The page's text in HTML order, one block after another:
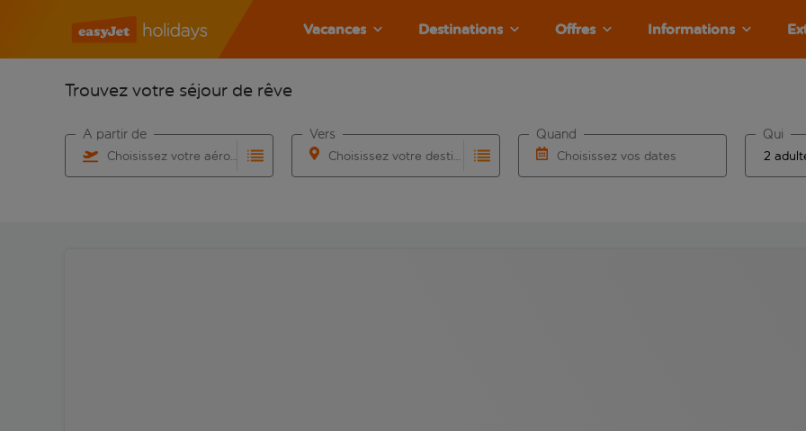
Vacances Destinations Offres Informations
Trouvez votre séjour de rêve
Choisissez votre aéroport
À partir de
Choisissez votre destination
Vers
Choisissez vos dates
Quand Qui